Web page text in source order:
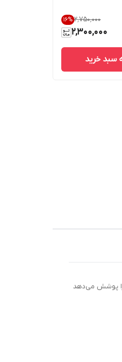
۲٬۷۵۰٬۰۰۰ 16%
2,300,000
سبد خرید
پوشش می‌دهد